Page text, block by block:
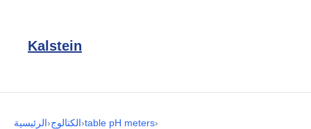
Kalstein
الرئيسية›الكتالوج›table pH meters›